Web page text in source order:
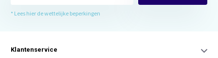
* Lees hier de wettelijke beperkingen
Klantenservice